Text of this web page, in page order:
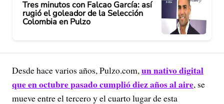
Tres minutos con Falcao García: así
rugió el goleador de la Selección
Colombia en Pulzo
Desde hace varios años, Pulzo.com,un nativo digital
que en octubre pasado cumplió diez años al aire, se
mueve entre el tercero y el cuarto lugar de esta